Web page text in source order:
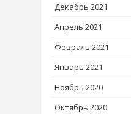
Декабрь 2021
Апрель 2021
Февраль 2021
Январь 2021
Ноябрь 2020
Октябрь 2020